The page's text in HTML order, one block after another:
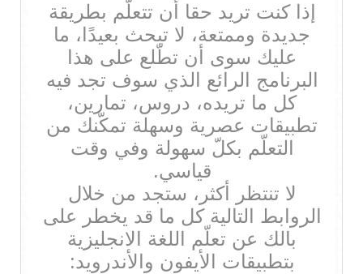
إذا كنت تريد حقا أن تتعلّم بطريقة
جديدة وممتعة، لا تبحث بعيدًا، ما
عليك سوى أن تطّلع على هذا
البرنامج الرائع الذي سوف تجد فيه
كل ما تريده، دروس، تمارين،
تطبيقات عصرية وسهلة تمكّنك من
التعلّم بكلّ سهولة وفي وقت
قياسي.
لا تنتظر أكثر، ستجد من خلال
الروابط التالية كل ما قد يخطر على
بالك عن تعلّم اللغة الانجليزية
بتطبيقات الأيفون والأندرويد: